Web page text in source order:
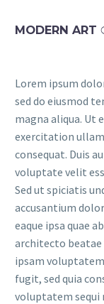
MODERN ART
Lorem ipsum
sed do eiusmod
magna aliqua. Ut
exercitation
consequat. Duis
voluptate velit
Sed ut spiciatis
accusantium
eaque ipsa quae
architecto beatae
ipsam
fugit, sed quia
voluptatem sequi